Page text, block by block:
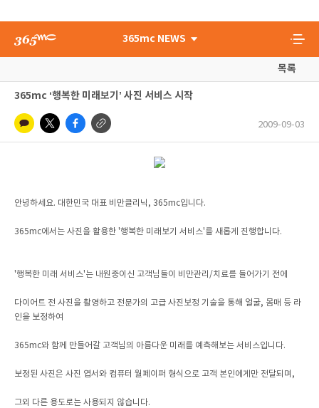
365mc NEWS
목록
365mc ‘행복한 미래보기’ 사진 서비스 시작
2009-09-03
안녕하세요. 대한민국 대표 비만클리닉, 365mc입니다.
365mc에서는 사진을 활용한 '행복한 미래보기 서비스'를 새롭게 진행합니다.
'행복한 미래 서비스'는 내원중이신 고객님들이 비만관리/치료를 들어가기 전에
다이어트 전 사진을 촬영하고 전문가의 고급 사진보정 기술을 통해 얼굴, 몸매 등 라
인을 보정하여
365mc와 함께 만들어갈 고객님의 아름다운 미래를 예측해보는 서비스입니다.
보정된 사진은 사진 엽서와 컴퓨터 월페이퍼 형식으로 고객 본인에게만 전달되며,
그외 다른 용도로는 사용되지 않습니다.